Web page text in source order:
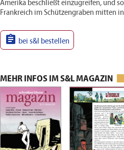
Amerika beschließt einzugreifen, und
Frankreich im Schützengraben mitten
 bei s&l bestellen
MEHR INFOS IM S&L MAGAZIN